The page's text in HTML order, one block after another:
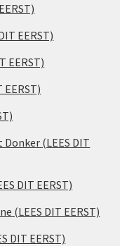
EERST)
EERST)
(LEES DIT
DIT EERST)
(LEES DIT EERST)
DIT EERST)